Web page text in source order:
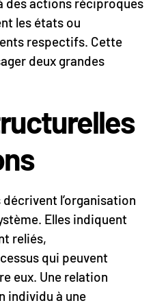
des actions réciproques
les états ou
respectifs. Cette
deux grandes
l’organisation
Elles indiquent
reliés,
qui peuvent
eux. Une relation
individu à une